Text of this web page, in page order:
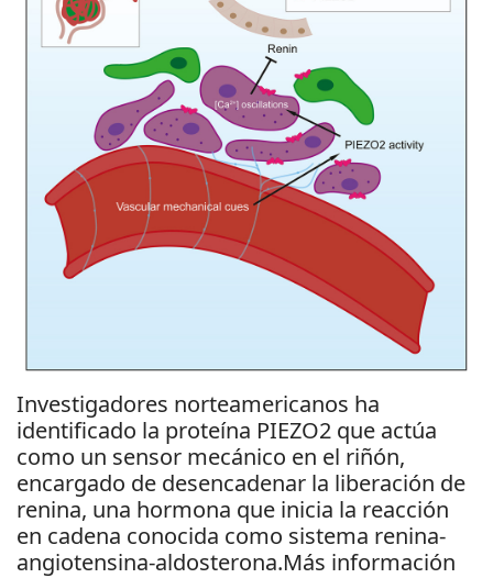
Investigadores norteamericanos ha
identificado la proteína PIEZO2 que actúa
como un sensor mecánico en el riñón,
encargado de desencadenar la liberación de
renina, una hormona que inicia la reacción
en cadena conocida como sistema renina-
angiotensina-aldosterona.Más información